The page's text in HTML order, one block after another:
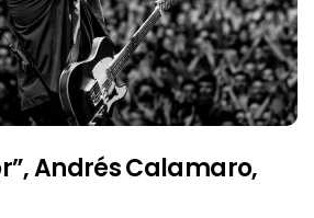
Andrés Calamaro,